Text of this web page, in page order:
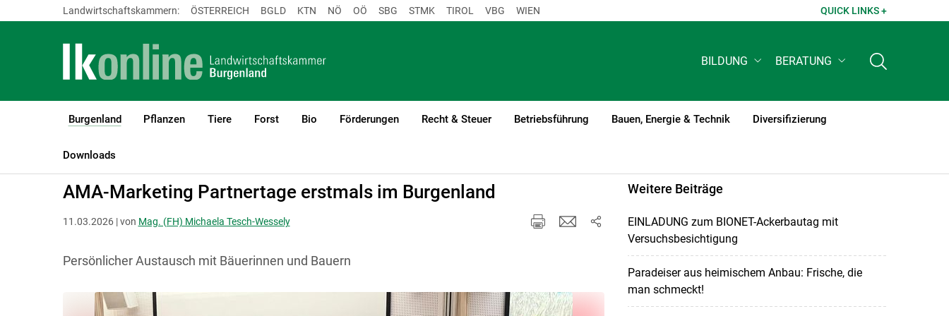
Landwirtschaftskammern: ÖSTERREICH BGLD KTN NÖ OÖ SBG STMK TIROL VBG WIEN QUICK LINKS +
BILDUNG BERATUNG
Burgenland
(current)1
Pflanzen Tiere Forst Bio Förderungen Recht & Steuer Betriebsführung Bauen, Energie & Technik Diversifizierung
Downloads
LK Burgenland
AMA-Marketing Partnertage erstmals im Burgenland
11.03.2026 | von Mag. (FH) Michaela Tesch-Wessely
Persönlicher Austausch mit Bäuerinnen und Bauern
Weitere Beiträge
EINLADUNG zum BIONET-Ackerbautag mit
Versuchsbesichtigung
Paradeiser aus heimischem Anbau: Frische, die
man schmeckt!